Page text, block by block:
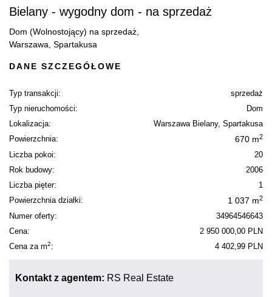
Bielany - wygodny dom - na sprzedaż
Dom (Wolnostojący) na sprzedaż,
Warszawa, Spartakusa
DANE SZCZEGÓŁOWE
Typ transakcji:
sprzedaż
Typ nieruchomości:
Dom
Lokalizacja:
Warszawa Bielany, Spartakusa
Powierzchnia:
670 m2
Liczba pokoi:
20
Rok budowy:
2006
Liczba pięter:
1
Powierzchnia działki:
1 037 m2
Numer oferty:
34964546643
Cena:
2 950 000,00 PLN
Cena za m2: 4 402,99 PLN
Kontakt z agentem: RS Real Estate